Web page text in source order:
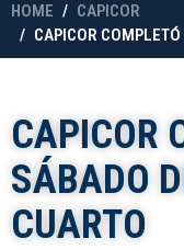
HOME
CAPICOR
CAPICOR
CAPICOR
SÁBADO
CUARTO